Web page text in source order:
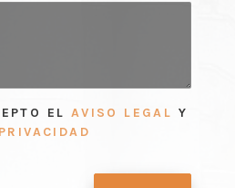
EL AVISO LEGAL Y